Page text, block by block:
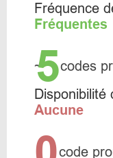
Fréquence
Fréquentes
~
5codes
Disponibilité
Aucune
code